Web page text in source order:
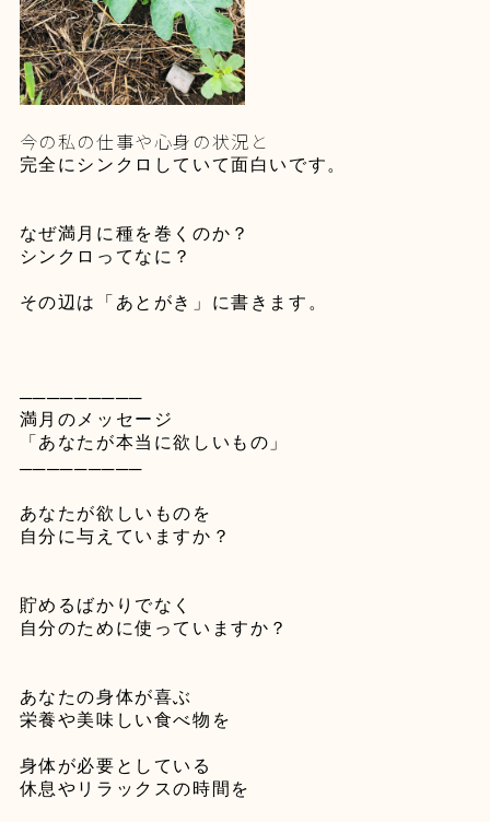
今の私の仕事や心身の状況と
完全にシンクロしていて面白いです。
なぜ満月に種を巻くのか？
シンクロってなに？
その辺は「あとがき」に書きます。
─────────
満月のメッセージ
「あなたが本当に欲しいもの」
─────────
あなたが欲しいものを
自分に与えていますか？
貯めるばかりでなく
自分のために使っていますか？
あなたの身体が喜ぶ
栄養や美味しい食べ物を
身体が必要としている
休息やリラックスの時間を